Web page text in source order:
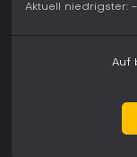
Aktuell niedrigster: -
Auf